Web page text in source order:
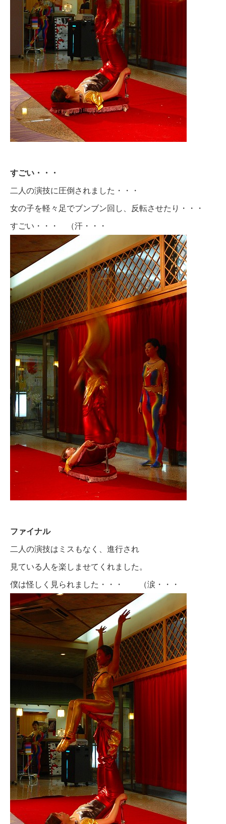
すごい・・・
二人の演技に圧倒されました・・・
女の子を軽々足でブンブン回し、反転させたり・・・
すごい・・・ （汗・・・
ファイナル
二人の演技はミスもなく、進行され
見ている人を楽しませてくれました。
僕は怪しく見られました・・・ （涙・・・